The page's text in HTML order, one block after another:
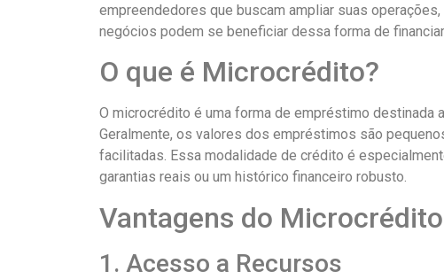
empreendedores que buscam ampliar suas
negócios podem se beneficiar dessa forma de
O que é Microcrédito?
O microcrédito é uma forma de empréstimo destinada
Geralmente, os valores dos empréstimos são
facilitadas. Essa modalidade de crédito é
garantias reais ou um histórico financeiro robusto.
Vantagens do
1. Acesso a Recursos